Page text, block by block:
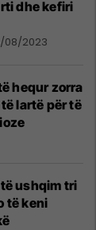
dhe kefiri
08/2023
hequr zorra
lartë për të
ushqim tri
të keni